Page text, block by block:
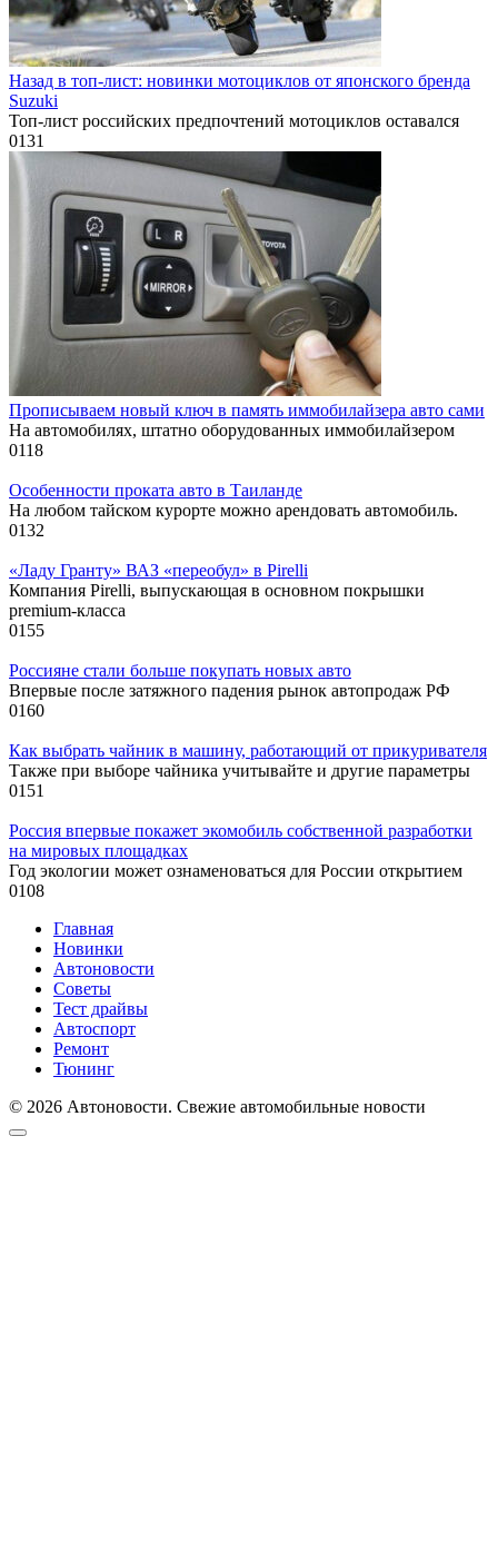
Назад в топ-лист: новинки мотоциклов от японского бренда
Suzuki
Топ-лист российских предпочтений мотоциклов оставался
0131
Прописываем новый ключ в память иммобилайзера авто сами
На автомобилях, штатно оборудованных иммобилайзером
0118
Особенности проката авто в Таиланде
На любом тайском курорте можно арендовать автомобиль.
0132
«Ладу Гранту» ВАЗ «переобул» в Pirelli
Компания Pirelli, выпускающая в основном покрышки
premium-класса
0155
Россияне стали больше покупать новых авто
Впервые после затяжного падения рынок автопродаж РФ
0160
Как выбрать чайник в машину, работающий от прикуривателя
Также при выборе чайника учитывайте и другие параметры
0151
Россия впервые покажет экомобиль собственной разработки
на мировых площадках
Год экологии может ознаменоваться для России открытием
0108
Главная
Новинки
Автоновости
Советы
Тест драйвы
Автоспорт
Ремонт
Тюнинг
© 2026 Автоновости. Свежие автомобильные новости